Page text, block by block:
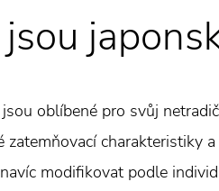
oblíbené pro svůj
zatemňovací charakteristiky
modifikovat podle